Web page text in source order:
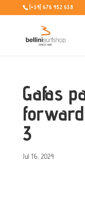
[+34] 676 452 638
Gafas
3
Jul 16, 2024